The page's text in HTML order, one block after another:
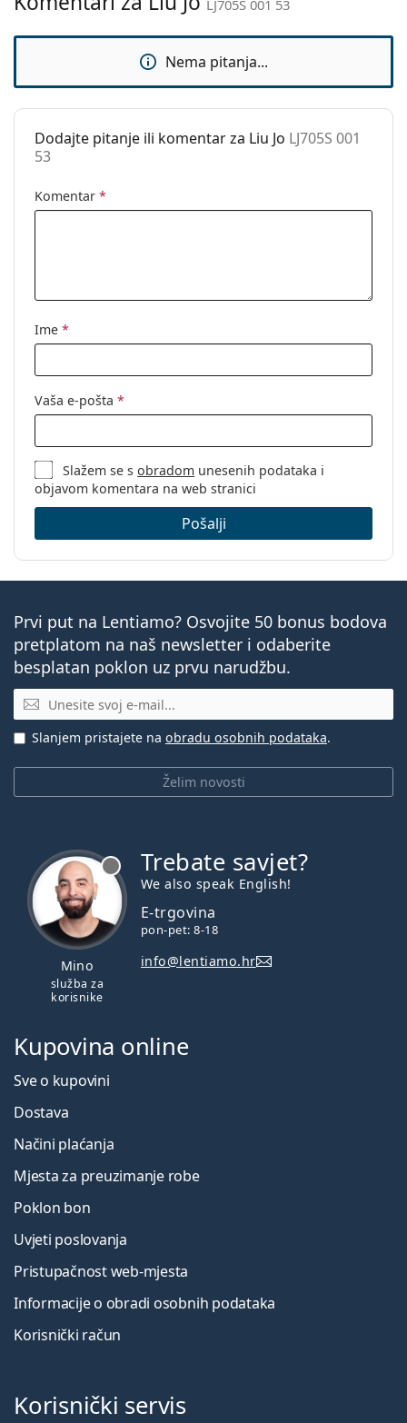
Upotreba:
Moda
LJ705S 001 53
Nema pitanja...
Dodajte pitanje ili komentar za Liu Jo LJ705S 001
53
Komentar *
Ime *
Vaša e-pošta *
Slažem se sobradom unesenih podataka i
objavom komentara na web stranici
Pošalji
Prvi put na Lentiamo? Osvojite 50 bonus bodova
pretplatom na naš newsletter i odaberite
besplatan poklon uz prvu narudžbu.
E-mail
Želim novosti
Slanjem pristajete na obradu osobnih podataka.
Mino
služba za
korisnike
Trebate savjet?
We also speak English!
E-trgovina
pon-pet: 8-18
info@lentiamo.hr
Kupovina online
Sve o kupovini
Dostava
Načini plaćanja
Mjesta za preuzimanje robe
Poklon bon
Uvjeti poslovanja
Pristupačnost web-mjesta
Informacije o obradi osobnih podataka
Korisnički račun
Korisnički servis